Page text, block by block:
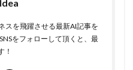
スを飛躍させる最新AI記事を
をフォローして頂くと、最
！